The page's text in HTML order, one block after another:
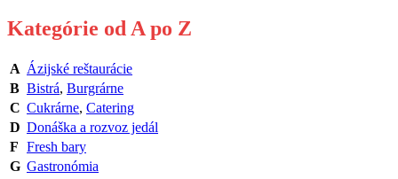
Kategórie od A po Z
A Ázijské reštaurácie
B Bistrá, Burgrárne
C Cukrárne, Catering
D Donáška a rozvoz jedál
F Fresh bary
G Gastronómia